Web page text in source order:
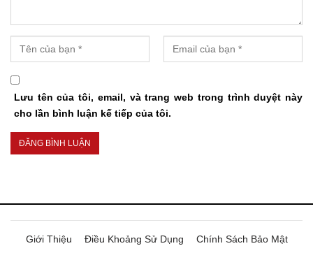
Lưu tên của tôi, email, và trang web trong trình duyệt này
cho lần bình luận kế tiếp của tôi.
Giới Thiệu Điều Khoảng Sử Dụng
Chính Sách Bảo Mật